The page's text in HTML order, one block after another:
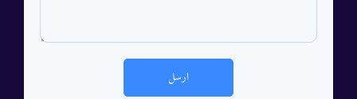
ارسل